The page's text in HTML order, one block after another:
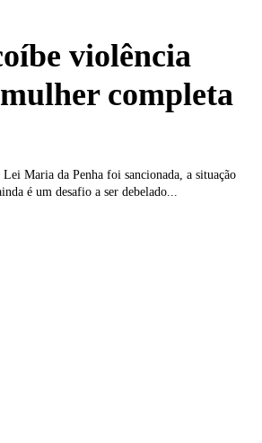
violência
completa
Lei Maria da Penha foi sancionada, a situação
é um desafio a ser debelado...